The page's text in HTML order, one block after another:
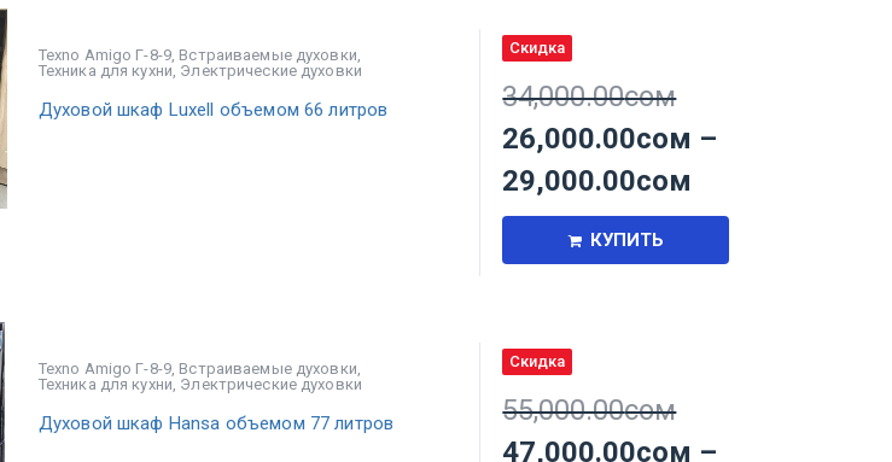
Texno Amigo Г-8-9, Встраиваемые духовки,
Техника для кухни, Электрические духовки
Духовой шкаф Luxell объемом 66 литров
Скидка
34,000.00сом
26,000.00сом –
29,000.00сом
КУПИТЬ
Texno Amigo Г-8-9, Встраиваемые духовки,
Техника для кухни, Электрические духовки
Духовой шкаф Hansa объемом 77 литров
Скидка
55,000.00сом
47,000.00сом –